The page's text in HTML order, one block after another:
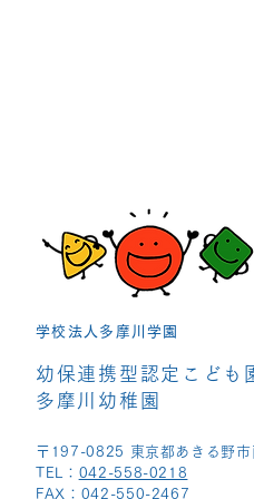
学校法人多摩川学園
幼保連携型認定こども
多摩川幼稚園
〒197-0825 東京都あきる野市
TEL： 042-558-0218
FAX：042-550-2467